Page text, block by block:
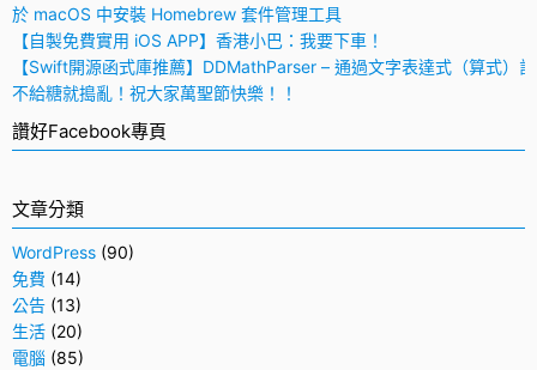
於 macOS 中安裝 Homebrew 套件管理工具
【自製免費實用 iOS APP】香港小巴：我要下車！
【Swift開源函式庫推薦】DDMathParser – 通過文字表達式（算式）
不給糖就搗亂！祝大家萬聖節快樂！！
讚好Facebook專頁
文章分類
WordPress (90)
免費 (14)
公告 (13)
生活 (20)
電腦 (85)